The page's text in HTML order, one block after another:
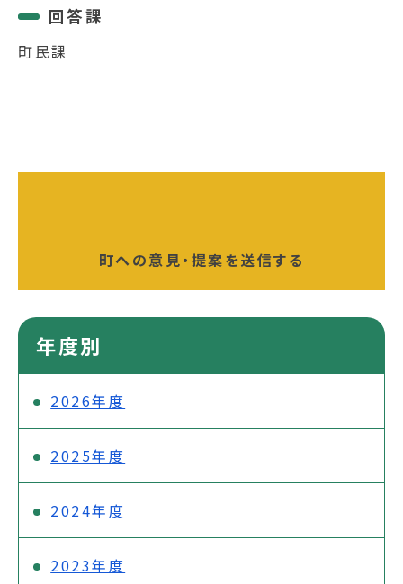
回答課
町民課
町への意見・提案を送信する
年度別
2026年度
2025年度
2024年度
2023年度